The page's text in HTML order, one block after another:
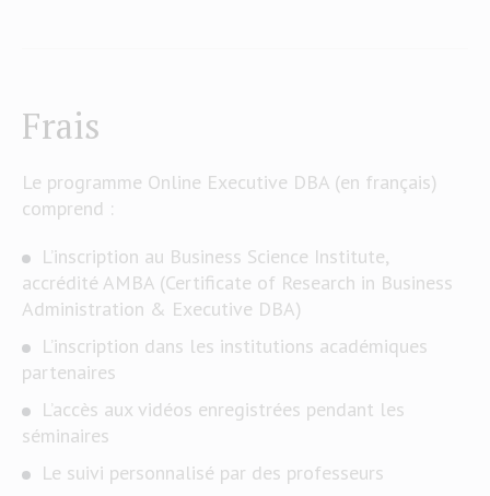
Frais
Le programme Online Executive DBA (en français)
comprend :
L’inscription au Business Science Institute,
accrédité AMBA (Certificate of Research in Business
Administration & Executive DBA)
L’inscription dans les institutions académiques
partenaires
L’accès aux vidéos enregistrées pendant les
séminaires
Le suivi personnalisé par des professeurs